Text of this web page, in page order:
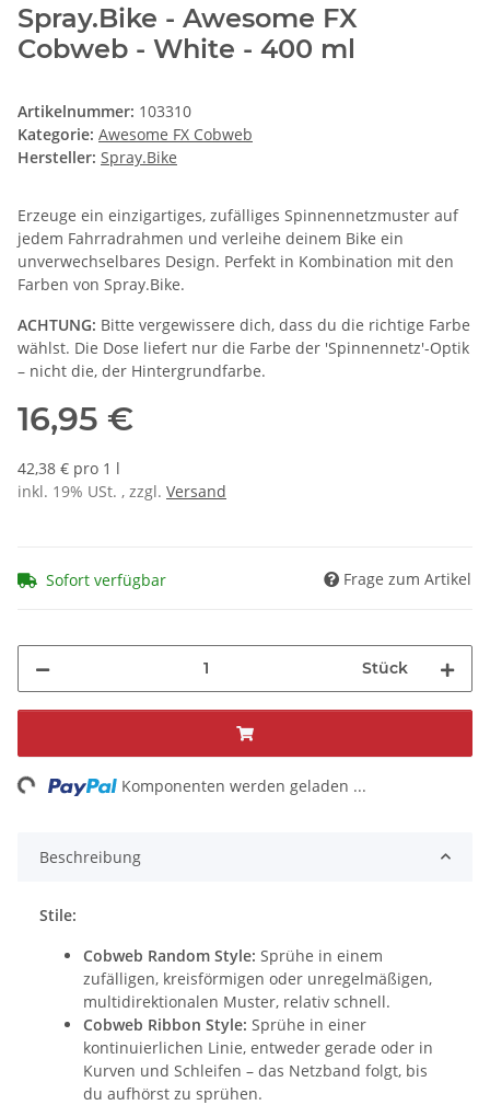
Spray.Bike - Awesome FX
Cobweb - White - 400 ml
Artikelnummer: 103310
Kategorie: Awesome FX Cobweb
Hersteller: Spray.Bike
Erzeuge ein einzigartiges, zufälliges Spinnennetzmuster auf
jedem Fahrradrahmen und verleihe deinem Bike ein
unverwechselbares Design. Perfekt in Kombination mit den
Farben von Spray.Bike.
ACHTUNG: Bitte vergewissere dich, dass du die richtige Farbe
wählst. Die Dose liefert nur die Farbe der 'Spinnennetz'-Optik
– nicht die, der Hintergrundfarbe.
16,95 €
42,38 € pro 1 l
inkl. 19% USt. , zzgl. Versand
Sofort verfügbar Frage zum Artikel
Stück
Komponenten werden geladen ...
Beschreibung
Stile:
Cobweb Random Style: Sprühe in einem
zufälligen, kreisförmigen oder unregelmäßigen,
multidirektionalen Muster, relativ schnell.
Cobweb Ribbon Style: Sprühe in einer
kontinuierlichen Linie, entweder gerade oder in
Kurven und Schleifen – das Netzband folgt, bis
du aufhörst zu sprühen.